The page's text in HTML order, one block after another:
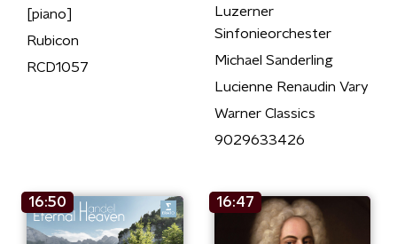
[piano]
Rubicon
RCD1057
Luzerner
Sinfonieorchester
Michael Sanderling
Lucienne Renaudin Vary
Warner Classics
9029633426
16:50 16:47